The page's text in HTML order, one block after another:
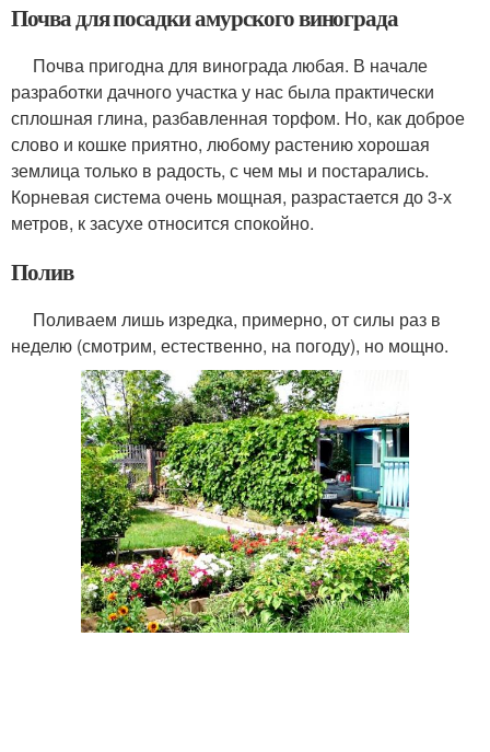
Почва для посадки амурского винограда
Почва пригодна для винограда любая. В начале
разработки дачного участка у нас была практически
сплошная глина, разбавленная торфом. Но, как доброе
слово и кошке приятно, любому растению хорошая
землица только в радость, с чем мы и постарались.
Корневая система очень мощная, разрастается до 3-х
метров, к засухе относится спокойно.
Полив
Поливаем лишь изредка, примерно, от силы раз в
неделю (смотрим, естественно, на погоду), но мощно.